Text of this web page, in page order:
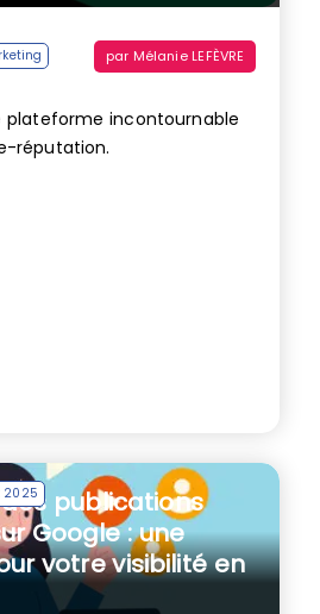
par Mélanie LEFÈVRE
plateforme incontournable
réputation.
2025
des publications
Google : une
votre visibilité en